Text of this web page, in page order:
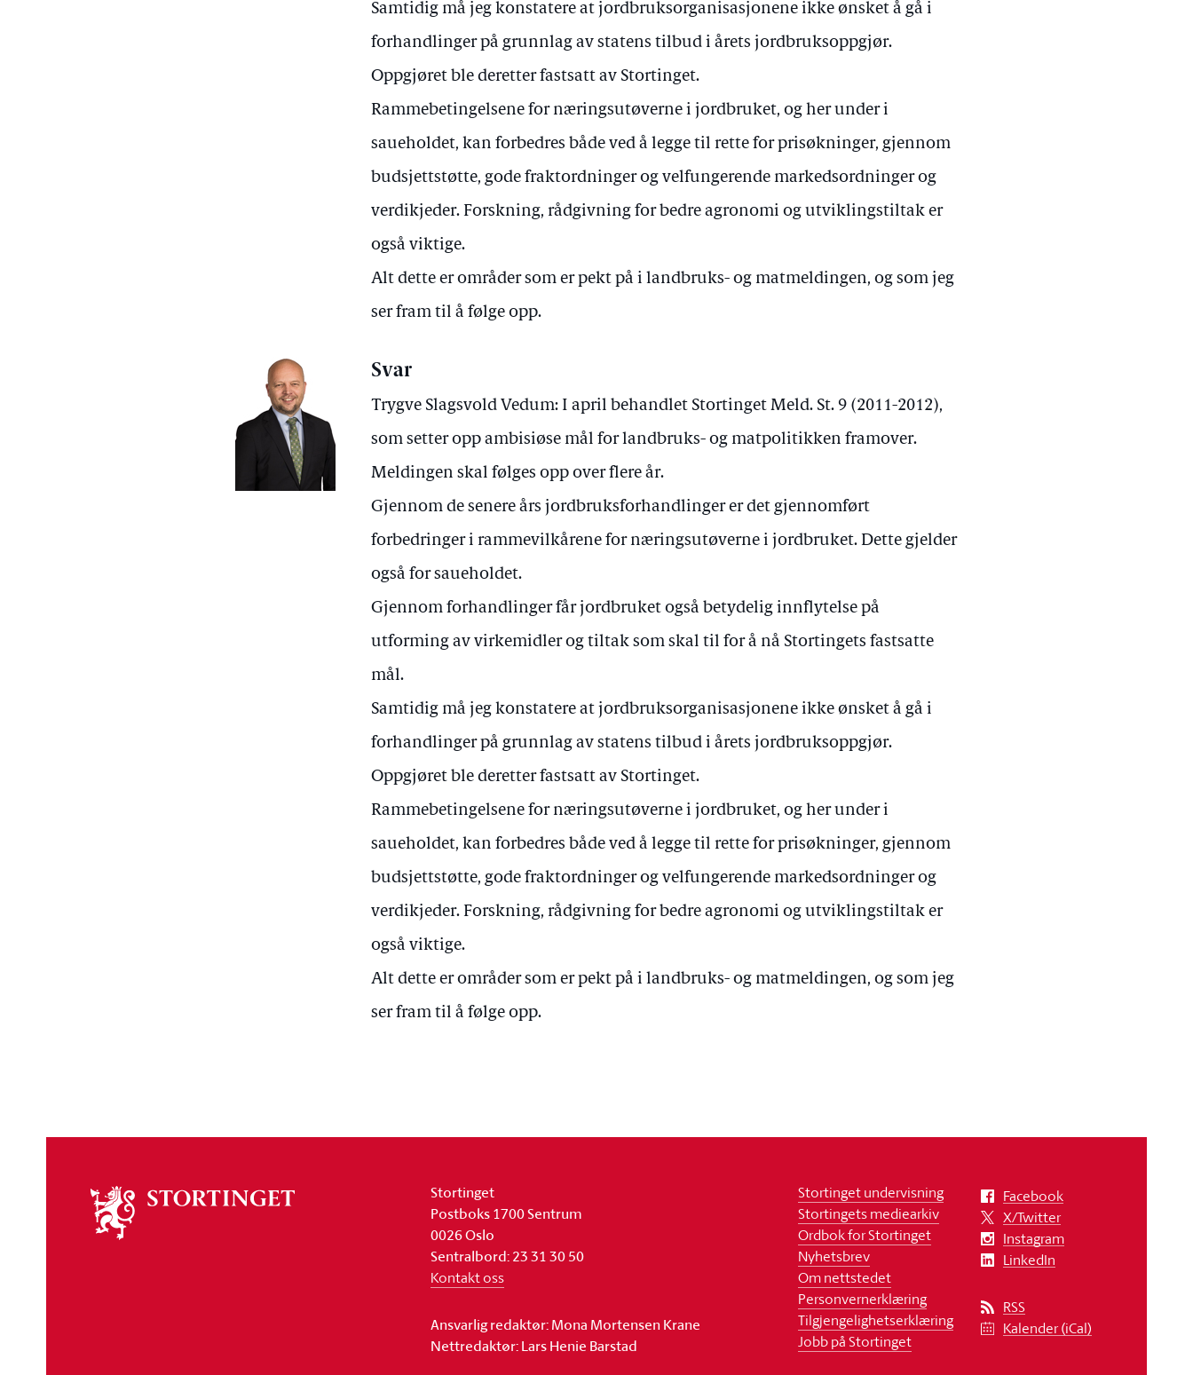
Samtidig må jeg konstatere at jordbruksorganisasjonene ikke ønsket å gå i
forhandlinger på grunnlag av statens tilbud i årets jordbruksoppgjør.
Oppgjøret ble deretter fastsatt av Stortinget.
Rammebetingelsene for næringsutøverne i jordbruket, og her under i
saueholdet, kan forbedres både ved å legge til rette for prisøkninger, gjennom
budsjettstøtte, gode fraktordninger og velfungerende markedsordninger og
verdikjeder. Forskning, rådgivning for bedre agronomi og utviklingstiltak er
også viktige.
Alt dette er områder som er pekt på i landbruks- og matmeldingen, og som jeg
ser fram til å følge opp.
Svar
Trygve Slagsvold Vedum: I april behandlet Stortinget Meld. St. 9 (2011-2012),
som setter opp ambisiøse mål for landbruks- og matpolitikken framover.
Meldingen skal følges opp over flere år.
Gjennom de senere års jordbruksforhandlinger er det gjennomført
forbedringer i rammevilkårene for næringsutøverne i jordbruket. Dette gjelder
også for saueholdet.
Gjennom forhandlinger får jordbruket også betydelig innflytelse på
utforming av virkemidler og tiltak som skal til for å nå Stortingets fastsatte
mål.
Samtidig må jeg konstatere at jordbruksorganisasjonene ikke ønsket å gå i
forhandlinger på grunnlag av statens tilbud i årets jordbruksoppgjør.
Oppgjøret ble deretter fastsatt av Stortinget.
Rammebetingelsene for næringsutøverne i jordbruket, og her under i
saueholdet, kan forbedres både ved å legge til rette for prisøkninger, gjennom
budsjettstøtte, gode fraktordninger og velfungerende markedsordninger og
verdikjeder. Forskning, rådgivning for bedre agronomi og utviklingstiltak er
også viktige.
Alt dette er områder som er pekt på i landbruks- og matmeldingen, og som jeg
ser fram til å følge opp.
stortinget
Stortinget
Postboks 1700 Sentrum
0026 Oslo
Sentralbord: 23 31 30 50
Kontakt oss
Ansvarlig redaktør: Mona Mortensen Krane
Nettredaktør: Lars Henie Barstad
Stortinget undervisning
Stortingets mediearkiv
Ordbok for Stortinget
Nyhetsbrev
Om nettstedet
Personvernerklæring
Tilgjengelighetserklæring
Jobb på Stortinget
Facebook
X/Twitter
Instagram
LinkedIn
RSS
Kalender (iCal)